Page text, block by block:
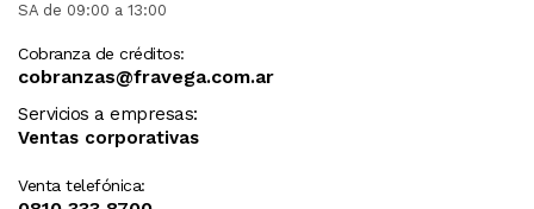
SA de 09:00 a 13:00
Cobranza de créditos:
cobranzas@fravega.com.ar
Servicios a empresas:
Ventas corporativas
Venta telefónica: